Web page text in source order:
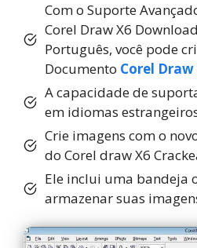
Com o Suporte
Corel Draw X6
Português, você pode
Documento Corel
A capacidade de
em idiomas
Crie imagens com o
do Corel draw X6
Ele inclui uma bandeja
armazenar suas